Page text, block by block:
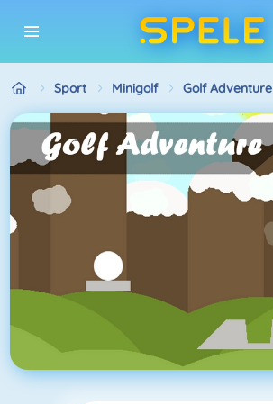
Sport Minigolf Golf Adventure